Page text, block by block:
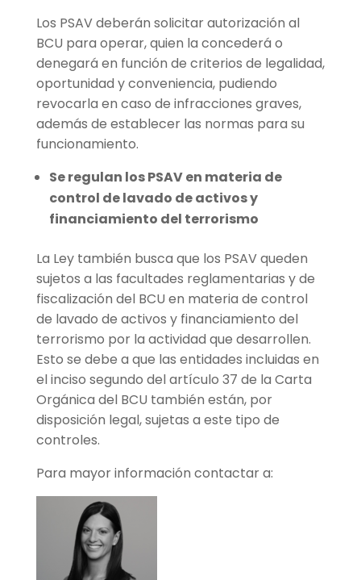
Los PSAV deberán solicitar autorización al
BCU para operar, quien la concederá o
denegará en función de criterios de legalidad,
oportunidad y conveniencia, pudiendo
revocarla en caso de infracciones graves,
además de establecer las normas para su
funcionamiento.
Se regulan los PSAV en materia de
control de lavado de activos y
financiamiento del terrorismo
La Ley también busca que los PSAV queden
sujetos a las facultades reglamentarias y de
fiscalización del BCU en materia de control
de lavado de activos y financiamiento del
terrorismo por la actividad que desarrollen.
Esto se debe a que las entidades incluidas en
el inciso segundo del artículo 37 de la Carta
Orgánica del BCU también están, por
disposición legal, sujetas a este tipo de
controles.
Para mayor información contactar a: